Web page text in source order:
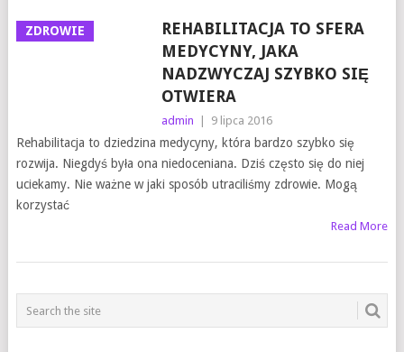
ZDROWIE
REHABILITACJA TO SFERA
MEDYCYNY, JAKA
NADZWYCZAJ SZYBKO SIĘ
OTWIERA
admin 9 lipca 2016
Rehabilitacja to dziedzina medycyny, która bardzo szybko się
rozwija. Niegdyś była ona niedoceniana. Dziś często się do niej
uciekamy. Nie ważne w jaki sposób utraciliśmy zdrowie. Mogą
korzystać
Read More